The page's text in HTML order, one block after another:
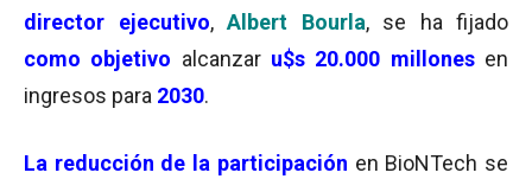
director ejecutivo, Albert Bourla, se ha fijado
como objetivo alcanzar u$s 20.000 millones en
ingresos para 2030.
La reducción de la participación en BioNTech se